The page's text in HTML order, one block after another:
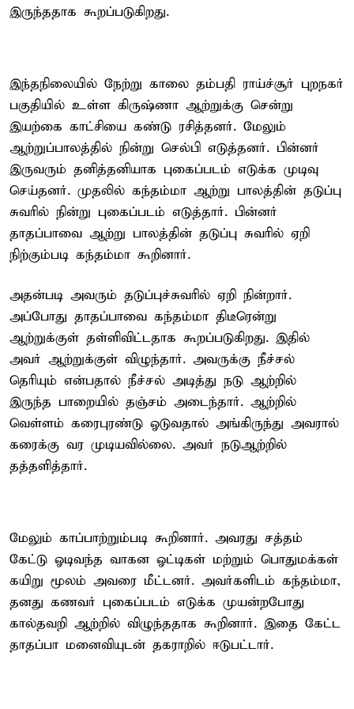
இருந்ததாக கூறப்படுகிறது.
இந்தநிலையில் நேற்று காலை தம்பதி ராய்ச்சூர் புறநகர்
பகுதியில் உள்ள கிருஷ்ணா ஆற்றுக்கு சென்று
இயற்கை காட்சியை கண்டு ரசித்தனர். மேலும்
ஆற்றுப்பாலத்தில் நின்று செல்பி எடுத்தனர். பின்னர்
இருவரும் தனித்தனியாக புகைப்படம் எடுக்க முடிவு
செய்தனர். முதலில் கந்தம்மா ஆற்று பாலத்தின் தடுப்பு
சுவரில் நின்று புகைப்படம் எடுத்தார். பின்னர்
தாதப்பாவை ஆற்று பாலத்தின் தடுப்பு சுவரில் ஏறி
நிற்கும்படி கந்தம்மா கூறினார்.
அதன்படி அவரும் தடுப்புச்சுவரில் ஏறி நின்றார்.
அப்போது தாதப்பாவை கந்தம்மா திடீரென்று
ஆற்றுக்குள் தள்ளிவிட்டதாக கூறப்படுகிறது. இதில்
அவர் ஆற்றுக்குள் விழுந்தார். அவருக்கு நீச்சல்
தெரியும் என்பதால் நீச்சல் அடித்து நடு ஆற்றில்
இருந்த பாறையில் தஞ்சம் அடைந்தார். ஆற்றில்
வெள்ளம் கரைபுரண்டு ஓடுவதால் அங்கிருந்து அவரால்
கரைக்கு வர முடியவில்லை. அவர் நடுஆற்றில்
தத்தளித்தார்.
மேலும் காப்பாற்றும்படி கூறினார். அவரது சத்தம்
கேட்டு ஓடிவந்த வாகன ஓட்டிகள் மற்றும் பொதுமக்கள்
கயிறு மூலம் அவரை மீட்டனர். அவர்களிடம் கந்தம்மா,
தனது கணவர் புகைப்படம் எடுக்க முயன்றபோது
கால்தவறி ஆற்றில் விழுந்ததாக கூறினார். இதை கேட்ட
தாதப்பா மனைவியுடன் தகராறில் ஈடுபட்டார்.